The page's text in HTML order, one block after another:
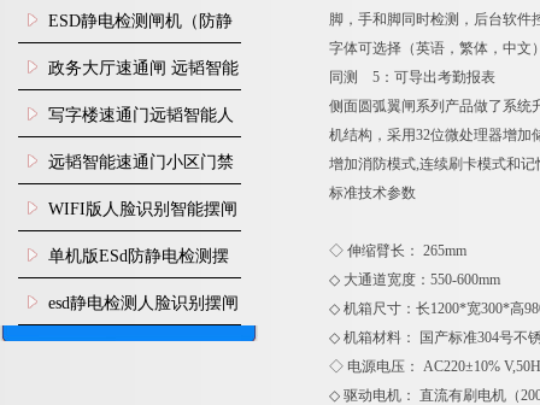
门禁闸机安装
​ESD静电检测闸机（防静
电门禁通道系统）
政务大厅速通闸 远韬智能
防尾随静音速通门
写字楼速通门远韬智能人
脸识别快速通道闸
远韬智能速通门小区门禁
闸机食堂消费摆闸
WIFI版人脸识别智能摆闸
机
单机版ESd防静电检测摆
闸机
esd静电检测人脸识别摆闸
安装
脚，手和脚同时检测，后台
字体可选择（英语，繁体，中
同测 5：可导出考勤报表
侧面圆弧翼闸系列产品做了系统
机结构，采用32位微处理器增
增加消防模式,连续刷卡模式和
标准技术参数
◇ 伸缩臂长： 265mm
◇ 大通道宽度：550-600mm
◇ 机箱尺寸：长1200*宽300*高
◇ 机箱材料： 国产标准304号不
◇ 电源电压： AC220±10%
◇ 驱动电机： 直流有刷电机（